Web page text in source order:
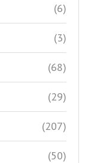
(6)
(3)
(68)
(29)
(207)
(50)